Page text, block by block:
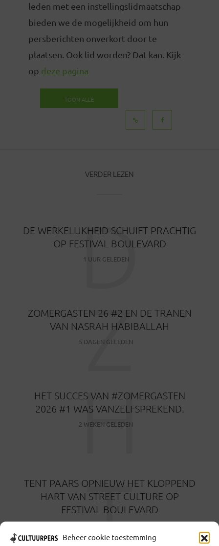
Beheer cookie toestemming
leden met een instellingslidmaatschap
bieden we de mogelijkheid om hun
persberichten onverkort door te
plaatsen. Ook lid worden? Dat kan. Kijk
op deze pagina
TOON ALLE
VERDER LEZEN
DE WERKELIJKHEID SCHUIFT PRACHTIG
OP FESTIVAL BOULEVARD
1 UUR GELEDEN
D
ZOMERGASTEN 26 #2 EN DE TRANEN
VAN NASRAH HABIBALLAH
5 DAGEN GELEDEN
Z
HET SUCCES VAN #ZOMERGASTEN
2026 #1 WAS VANZELFSPREKEND.
2 WEKEN GELEDEN
H
TENT PAARS OPNIEUW HET KLOPPEND
HART VAN STREET CULTURE OP
FESTIVAL BOULEVARD
T